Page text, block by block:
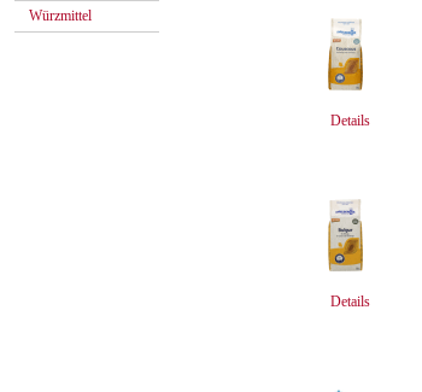
Würzmittel
Details
Details